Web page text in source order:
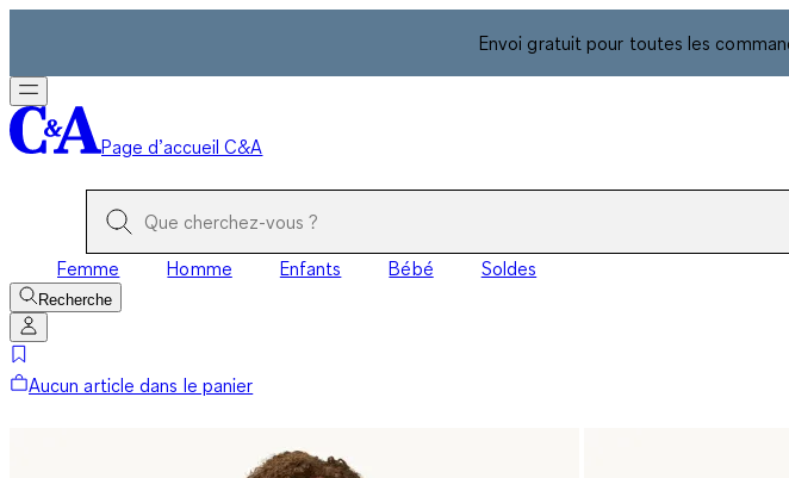
Envoi gratuit pour toutes les
Page d’accueil C&A
Femme Homme Enfants Bébé Soldes
Recherche
Aucun article dans le panier